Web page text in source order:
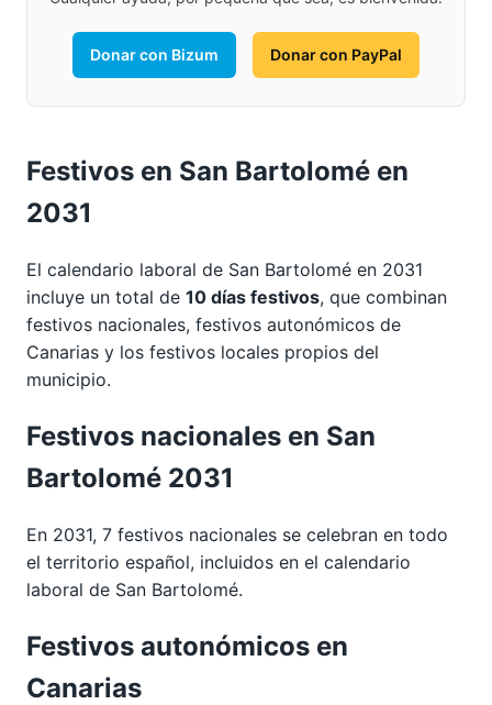
Donar con Bizum Donar con PayPal
Festivos en San Bartolomé en
2031
El calendario laboral de San Bartolomé en 2031
incluye un total de 10 días festivos, que combinan
festivos nacionales, festivos autonómicos de
Canarias y los festivos locales propios del
municipio.
Festivos nacionales en San
Bartolomé 2031
En 2031, 7 festivos nacionales se celebran en todo
el territorio español, incluidos en el calendario
laboral de San Bartolomé.
Festivos autonómicos en
Canarias